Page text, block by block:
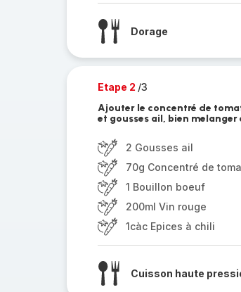
Dorage
Etape 2 /3
Ajouter le concentré de
et gousses ail, bien melanger
2 Gousses ail
70g Concentré de
1 Bouillon boeuf
200ml Vin rouge
1càc Epices à chili
Cuisson haute